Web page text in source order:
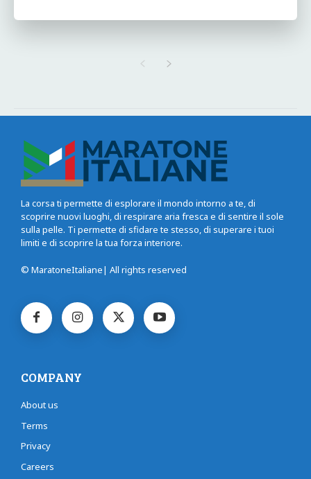
La corsa ti permette di esplorare il mondo intorno a te, di
scoprire nuovi luoghi, di respirare aria fresca e di sentire il sole
sulla pelle. Ti permette di sfidare te stesso, di superare i tuoi
limiti e di scoprire la tua forza interiore.
© MaratoneItaliane| All rights reserved
COMPANY
About us
Terms
Privacy
Careers